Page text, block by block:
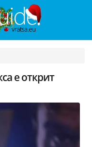
е открит